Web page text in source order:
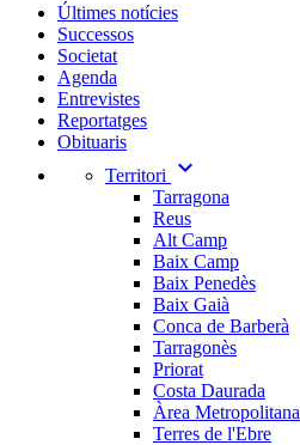
Últimes notícies
Successos
Societat
Agenda
Entrevistes
Reportatges
Obituaris
Territori
expand_more
Tarragona
Reus
Alt Camp
Baix Camp
Baix Penedès
Baix Gaià
Conca de Barberà
Tarragonès
Priorat
Costa Daurada
Àrea Metropolitana
Terres de l'Ebre